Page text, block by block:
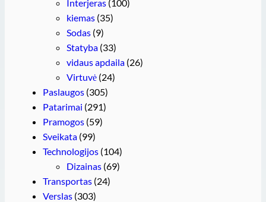
Interjeras (100)
kiemas (35)
Sodas (9)
Statyba (33)
vidaus apdaila (26)
Virtuvė (24)
Paslaugos (305)
Patarimai (291)
Pramogos (59)
Sveikata (99)
Technologijos (104)
Dizainas (69)
Transportas (24)
Verslas (303)